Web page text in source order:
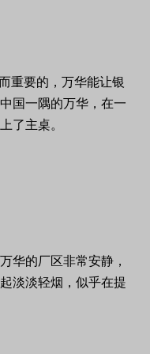
重要的，万华能让银
国一隅的万华，在一
了主桌。
华的厂区非常安静，
淡淡轻烟，似乎在提